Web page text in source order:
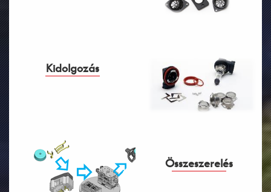
Kidolgozás
Összeszerelés